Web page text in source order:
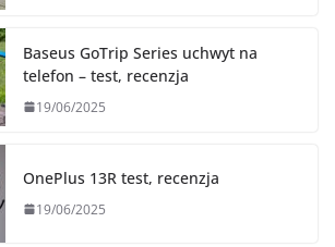
Baseus GoTrip Series uchwyt na
telefon – test, recenzja
19/06/2025
OnePlus 13R test, recenzja
19/06/2025